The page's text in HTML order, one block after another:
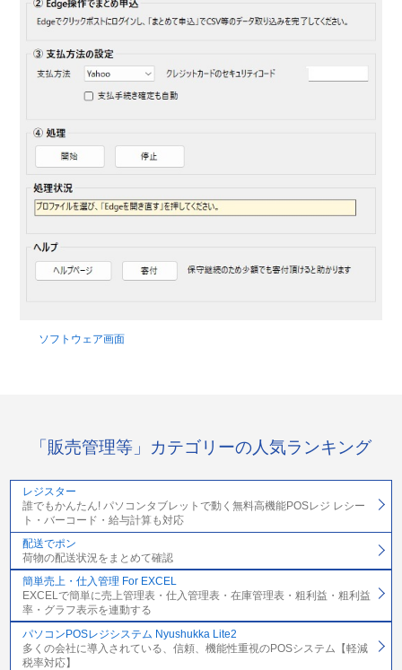
ソフトウェア画面
「販売管理等」カテゴリーの人気ランキング
レジスター
誰でもかんたん! パソコンタブレットで動く無料高機能POSレジ レシー
ト・バーコード・給与計算も対応
配送でポン
荷物の配送状況をまとめて確認
簡単売上・仕入管理 For EXCEL
EXCELで簡単に売上管理表・仕入管理表・在庫管理表・粗利益・粗利益
率・グラフ表示を連動する
パソコンPOSレジシステム Nyushukka Lite2
多くの会社に導入されている、信頼、機能性重視のPOSシステム【軽減
税率対応】